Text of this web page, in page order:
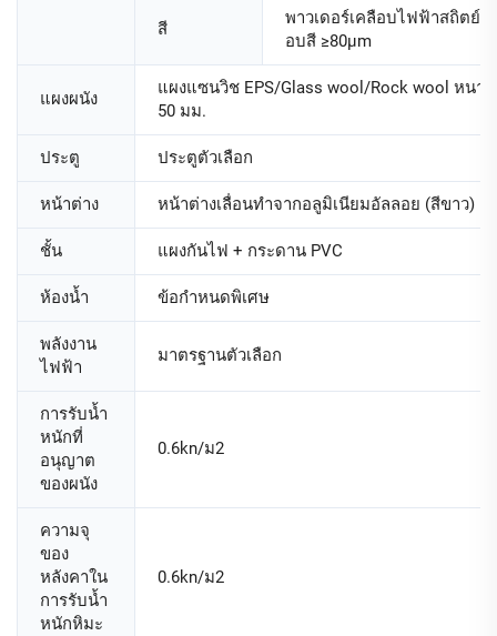
สี
พาวเดอร์เคลือบไฟฟ้าสถิตย์
อบสี ≥80μm
แผงผนัง
แผงแซนวิช EPS/Glass wool/Rock wool หนา
50 มม.
ประตู ประตูตัวเลือก
หน้าต่าง หน้าต่างเลื่อนทำจากอลูมิเนียมอัลลอย (สีขาว)
ชั้น แผงกันไฟ + กระดาน PVC
ห้องน้ำ ข้อกำหนดพิเศษ
พลังงาน
ไฟฟ้า
มาตรฐานตัวเลือก
การรับน้ำ
หนักที่
อนุญาต
ของผนัง
0.6kn/ม2
ความจุ
ของ
หลังคาใน
การรับน้ำ
หนักหิมะ
0.6kn/ม2